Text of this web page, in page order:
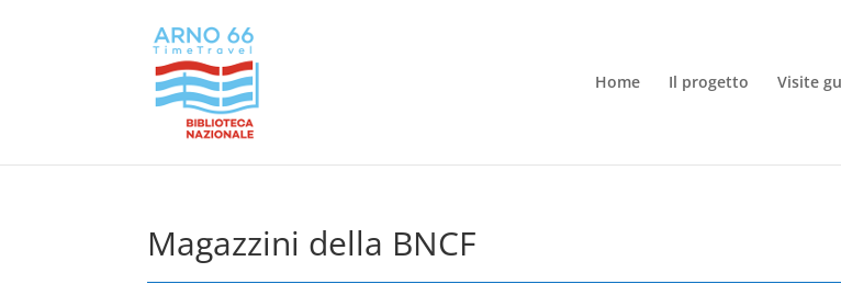
Home Il progetto Visite
Magazzini della BNCF